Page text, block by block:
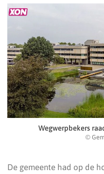
Wegwerpbekers
©
De gemeente had op de